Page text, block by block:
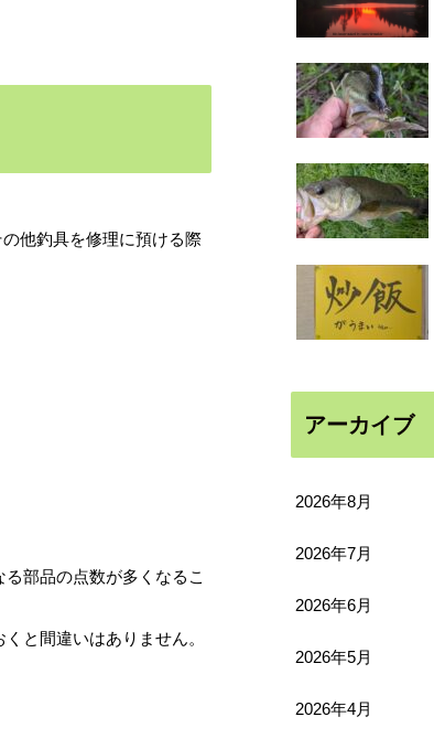
他釣具を修理に預ける際
部品の点数が多くなるこ
と間違いはありません。
アーカイブ
2026年8月
2026年7月
2026年6月
2026年5月
2026年4月